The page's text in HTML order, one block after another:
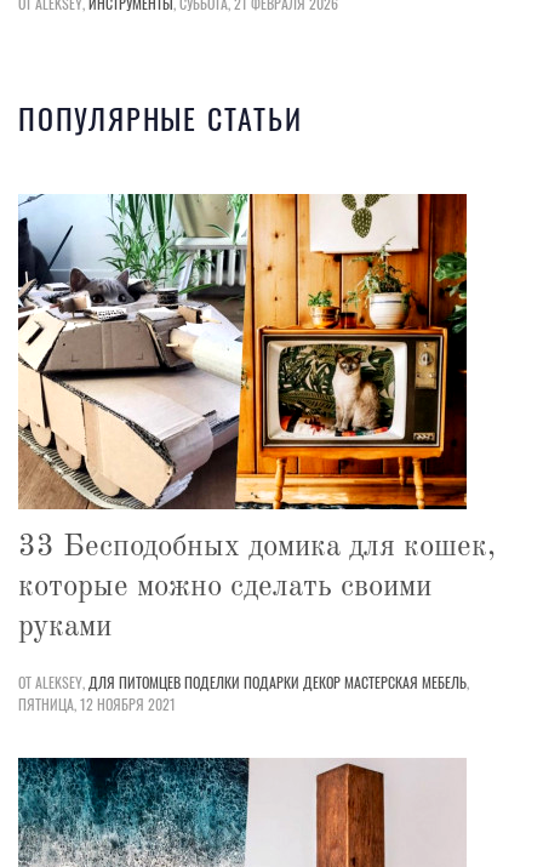
ПОПУЛЯРНЫЕ СТАТЬИ
33 Бесподобных домика для кошек,
которые можно сделать своими
руками
ОТ ALEKSEY, ДЛЯ ПИТОМЦЕВПОДЕЛКИ ПОДАРКИ ДЕКОРМАСТЕРСКАЯ МЕБЕЛЬ,
ПЯТНИЦА, 12 НОЯБРЯ 2021